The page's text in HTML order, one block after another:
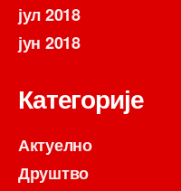
јул 2018
јун 2018
Категорије
Актуелно
Друштво